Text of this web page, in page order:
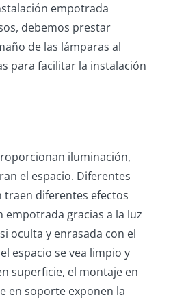
empotrada
debemos prestar
de las lámparas al
para facilitar la instalación
iluminación,
el espacio. Diferentes
diferentes efectos
empotrada gracias a la luz
oculta y enrasada con el
espacio se vea limpio y
superficie, el montaje en
en soporte exponen la